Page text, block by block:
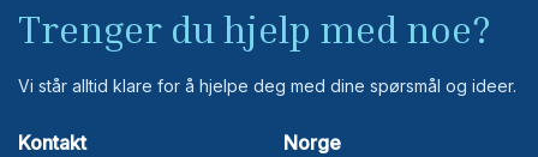
Trenger du hjelp med noe?
Vi står alltid klare for å hjelpe deg med dine spørsmål og ideer.
Kontakt Norge